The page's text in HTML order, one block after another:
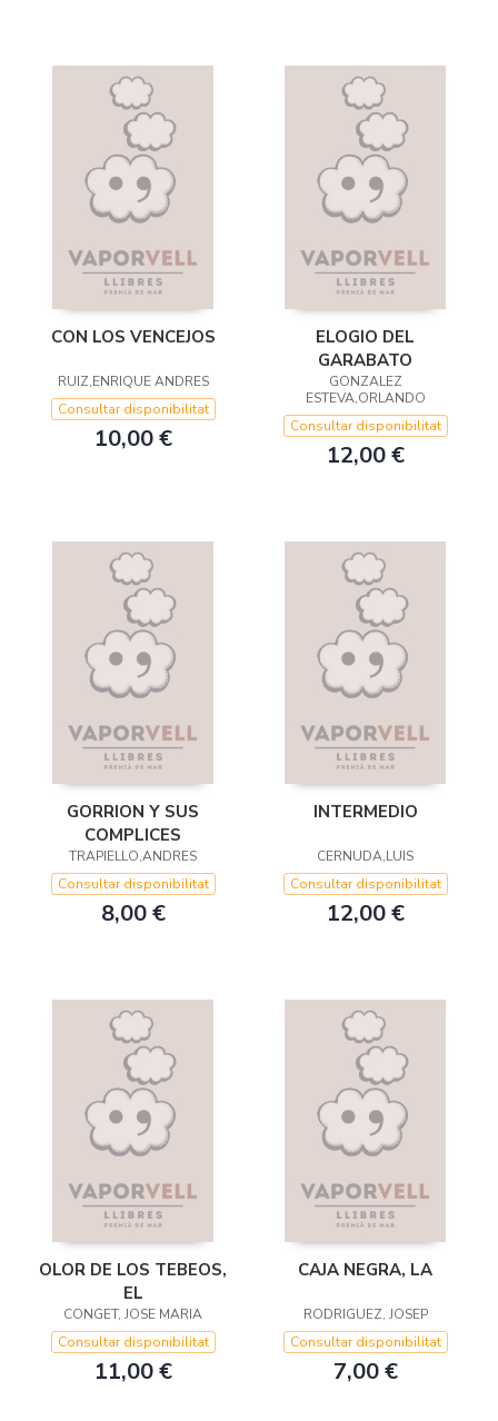
CON LOS VENCEJOS
RUIZ,ENRIQUE ANDRES
Consultar disponibilitat
10,00 €
ELOGIO DEL
GARABATO
GONZALEZ
ESTEVA,ORLANDO
Consultar disponibilitat
12,00 €
GORRION Y SUS
COMPLICES
TRAPIELLO,ANDRES
Consultar disponibilitat
8,00 €
INTERMEDIO
CERNUDA,LUIS
Consultar disponibilitat
12,00 €
OLOR DE LOS TEBEOS,
EL
CONGET, JOSE MARIA
Consultar disponibilitat
11,00 €
CAJA NEGRA, LA
RODRIGUEZ, JOSEP
Consultar disponibilitat
7,00 €